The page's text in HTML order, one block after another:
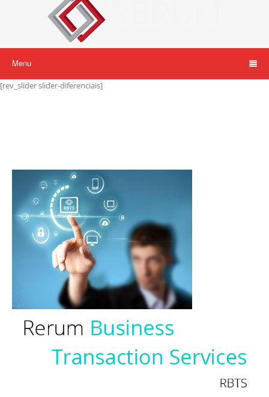
Menu
[rev_slider slider-diferenciais]